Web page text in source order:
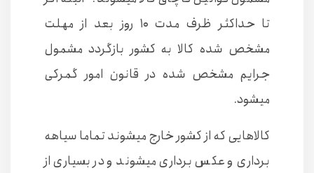
تا حداکثر ظرف مدت ۱۰ روز بعد از مهلت
مشخص شده کالا به کشور بازگردد مشمول
جرایم مشخص شده در قانون امور گمرکی
میشود.
کالاهایی که از کشور خارج میشوند تماما سیاهه
برداری و عکس برداری میشوند و در بسیاری از